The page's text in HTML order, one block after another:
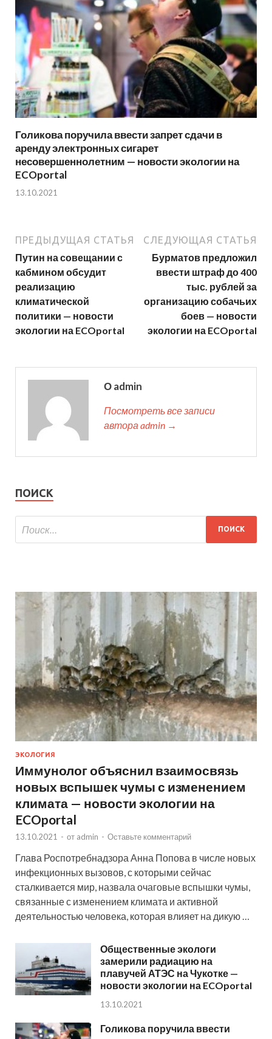
Голикова поручила ввести запрет сдачи в
аренду электронных сигарет
несовершеннолетним — новости экологии на
ECOportal
13.10.2021
ПРЕДЫДУЩАЯ СТАТЬЯ
Путин на совещании с
кабмином обсудит
реализацию
климатической
политики — новости
экологии на ECOportal
СЛЕДУЮЩАЯ СТАТЬЯ
Бурматов предложил
ввести штраф до 400
тыс. рублей за
организацию собачьих
боев — новости
экологии на ECOportal
О admin
Посмотреть все записи
автора admin →
ПОИСК
ЭКОЛОГИЯ
Иммунолог объяснил взаимосвязь
новых вспышек чумы с изменением
климата — новости экологии на
ECOportal
13.10.2021 - от admin - Оставьте комментарий
Глава Роспотребнадзора Анна Попова в числе новых
инфекционных вызовов, с которыми сейчас
сталкивается мир, назвала очаговые вспышки чумы,
связанные с изменением климата и активной
деятельностью человека, которая влияет на дикую …
Общественные экологи
замерили радиацию на
плавучей АТЭС на Чукотке —
новости экологии на ECOportal
13.10.2021
Голикова поручила ввести